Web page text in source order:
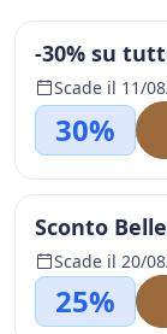
-30% su
Scade il 11/
30%
Sconto
Scade il 20/
25%